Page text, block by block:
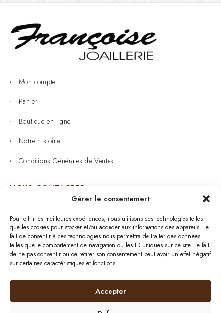
Gérer le consentement
Pour offrir les meilleures expériences, nous utilisons des technologies telles
que les cookies pour stocker et/ou accéder aux informations des appareils. Le
fait de consentir à ces technologies nous permettra de traiter des données
telles que le comportement de navigation ou les ID uniques sur ce site. Le fait
de ne pas consentir ou de retirer son consentement peut avoir un effet négatif
sur certaines caractéristiques et fonctions.
Accepter
Mon compte
Panier
Boutique en ligne
Notre histoire
Conditions Générales de Ventes
NOUS CONTACTER
Bijouterie : 05 53 53 64 11
Mardi au Samedi: 09:00 - 19:00
bijouterie.lavergne@orange.fr